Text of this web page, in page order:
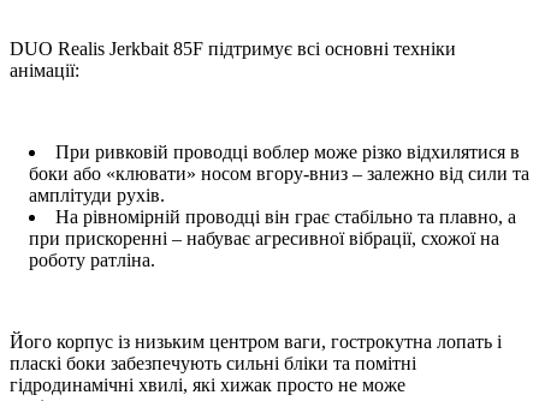
DUO Realis Jerkbait 85F підтримує всі основні техніки
анімації:
При ривковій проводці воблер може різко відхилятися в
боки або «клювати» носом вгору-вниз – залежно від сили та
амплітуди рухів.
На рівномірній проводці він грає стабільно та плавно, а
при прискоренні – набуває агресивної вібрації, схожої на
роботу ратліна.
Його корпус із низьким центром ваги, гострокутна лопать і
пласкі боки забезпечують сильні бліки та помітні
гідродинамічні хвилі, які хижак просто не може